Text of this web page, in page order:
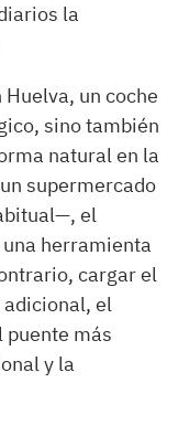
la
un coche
sino también
natural en la
supermercado
el
herramienta
cargar el
el
puente más
y la